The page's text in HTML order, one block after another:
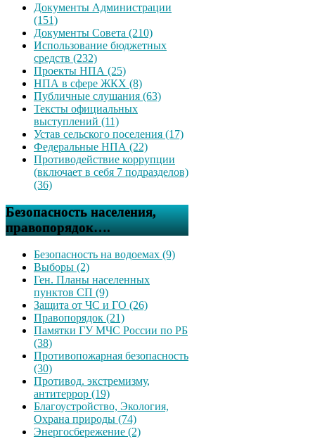
Документы Администрации
(151)
Документы Совета (210)
Использование бюджетных
средств (232)
Проекты НПА (25)
НПА в сфере ЖКХ (8)
Публичные слушания (63)
Тексты официальных
выступлений (11)
Устав сельского поселения (17)
Федеральные НПА (22)
Противодействие коррупции
(включает в себя 7 подразделов)
(36)
Безопасность населения,
правопорядок….
Безопасность на водоемах (9)
Выборы (2)
Ген. Планы населенных
пунктов СП (9)
Защита от ЧС и ГО (26)
Правопорядок (21)
Памятки ГУ МЧС России по РБ
(38)
Противопожарная безопасность
(30)
Противод. экстремизму,
антитеррор (19)
Благоустройство, Экология,
Охрана природы (74)
Энергосбережение (2)